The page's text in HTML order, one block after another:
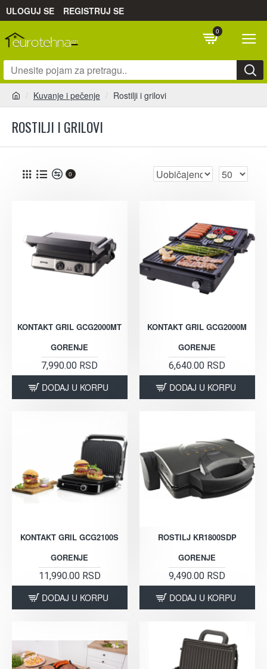
ULOGUJ SE REGISTRUJ SE
0
Kuvanje i pečenje Rostilji i grilovi
ROSTILJI I GRILOVI
0
KONTAKT GRIL GCG2000MT
GORENJE
7,990.00 RSD
DODAJ U KORPU
KONTAKT GRIL GCG2000M
GORENJE
6,640.00 RSD
DODAJ U KORPU
KONTAKT GRIL GCG2100S
GORENJE
11,990.00 RSD
DODAJ U KORPU
ROSTILJ KR1800SDP
GORENJE
9,490.00 RSD
DODAJ U KORPU